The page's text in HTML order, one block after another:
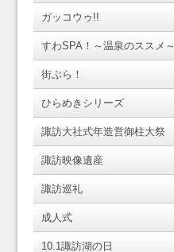
ガッコウゥ!!
すわSPA！～温泉のススメ～
街ぶら！
ひらめきシリーズ
諏訪大社式年造営御柱大祭
諏訪映像遺産
諏訪巡礼
成人式
10.1諏訪湖の日